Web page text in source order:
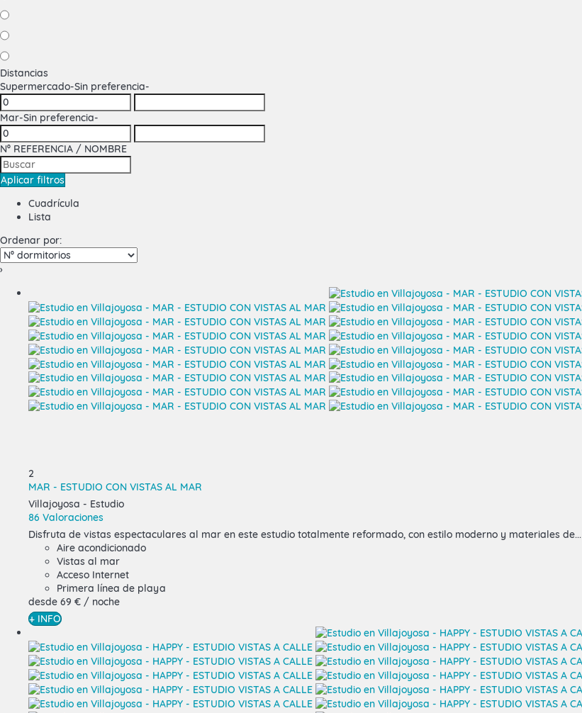
Distancias
Supermercado-Sin preferencia-
Mar-Sin preferencia-
Nº REFERENCIA / NOMBRE
Aplicar filtros
Cuadrícula
Lista
Ordenar por:
›
2
MAR - ESTUDIO CON VISTAS AL MAR
Villajoyosa - Estudio
86 Valoraciones
Disfruta de vistas espectaculares al mar en este estudio totalmente reformado, con estilo moderno y materiales de...
Aire acondicionado
Vistas al mar
Acceso Internet
Primera línea de playa
desde 69 € / noche
+ INFO